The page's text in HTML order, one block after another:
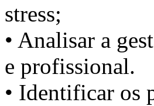
stress;
• Analisar a
e profissional.
• Identificar os